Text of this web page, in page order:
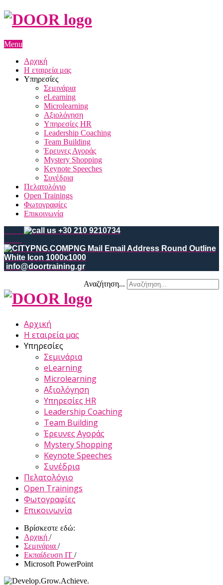
Menu
Αρχική
Η εταιρεία μας
Υπηρεσίες
Σεμινάρια
eLearning
Microlearning
Αξιολόγηση
Υπηρεσίες HR
Leadership Coaching
Team Building
Έρευνες Αγοράς
Mystery Shopping
Keynote Speeches
Συνέδρια
Πελατολόγιο
Open Trainings
Φωτογραφίες
Επικοινωνία
+30 210 9210734
info@doortraining.gr
Αναζήτηση...
Αρχική
Η εταιρεία μας
Υπηρεσίες
Σεμινάρια
eLearning
Microlearning
Αξιολόγηση
Υπηρεσίες HR
Leadership Coaching
Team Building
Έρευνες Αγοράς
Mystery Shopping
Keynote Speeches
Συνέδρια
Πελατολόγιο
Open Trainings
Φωτογραφίες
Επικοινωνία
Βρίσκεστε εδώ:
Αρχική /
Σεμινάρια /
Εκπαίδευση IT /
Microsoft PowerPoint